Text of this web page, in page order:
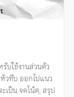
บใช้งานส่วนตัว
วทึบ ออกไปแนว
เป็น จดโน้ต, สรุป